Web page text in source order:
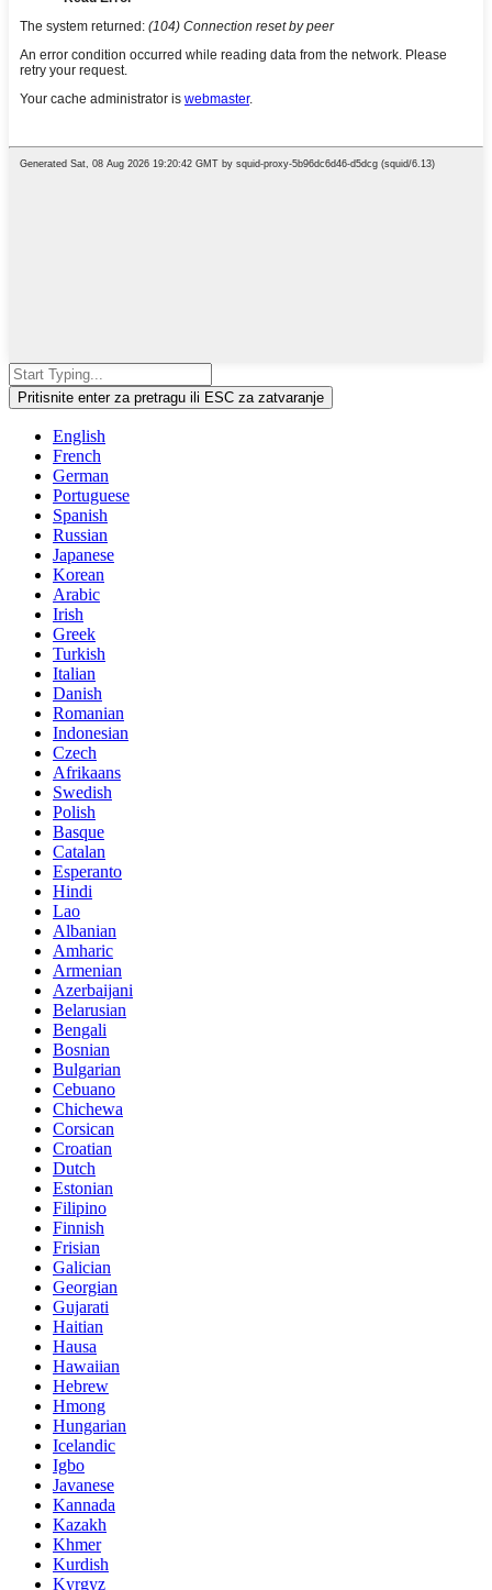
Pritisnite enter za pretragu ili ESC za zatvaranje
English
French
German
Portuguese
Spanish
Russian
Japanese
Korean
Arabic
Irish
Greek
Turkish
Italian
Danish
Romanian
Indonesian
Czech
Afrikaans
Swedish
Polish
Basque
Catalan
Esperanto
Hindi
Lao
Albanian
Amharic
Armenian
Azerbaijani
Belarusian
Bengali
Bosnian
Bulgarian
Cebuano
Chichewa
Corsican
Croatian
Dutch
Estonian
Filipino
Finnish
Frisian
Galician
Georgian
Gujarati
Haitian
Hausa
Hawaiian
Hebrew
Hmong
Hungarian
Icelandic
Igbo
Javanese
Kannada
Kazakh
Khmer
Kurdish
Kyrgyz